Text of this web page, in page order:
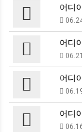
어디
어디
06.21
어디
어디